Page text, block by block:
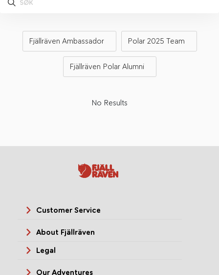
Fjällräven Ambassador Polar 2025 Team
Fjällräven Polar Alumni
No Results
Customer Service
About Fjällräven
Legal
Our Adventures